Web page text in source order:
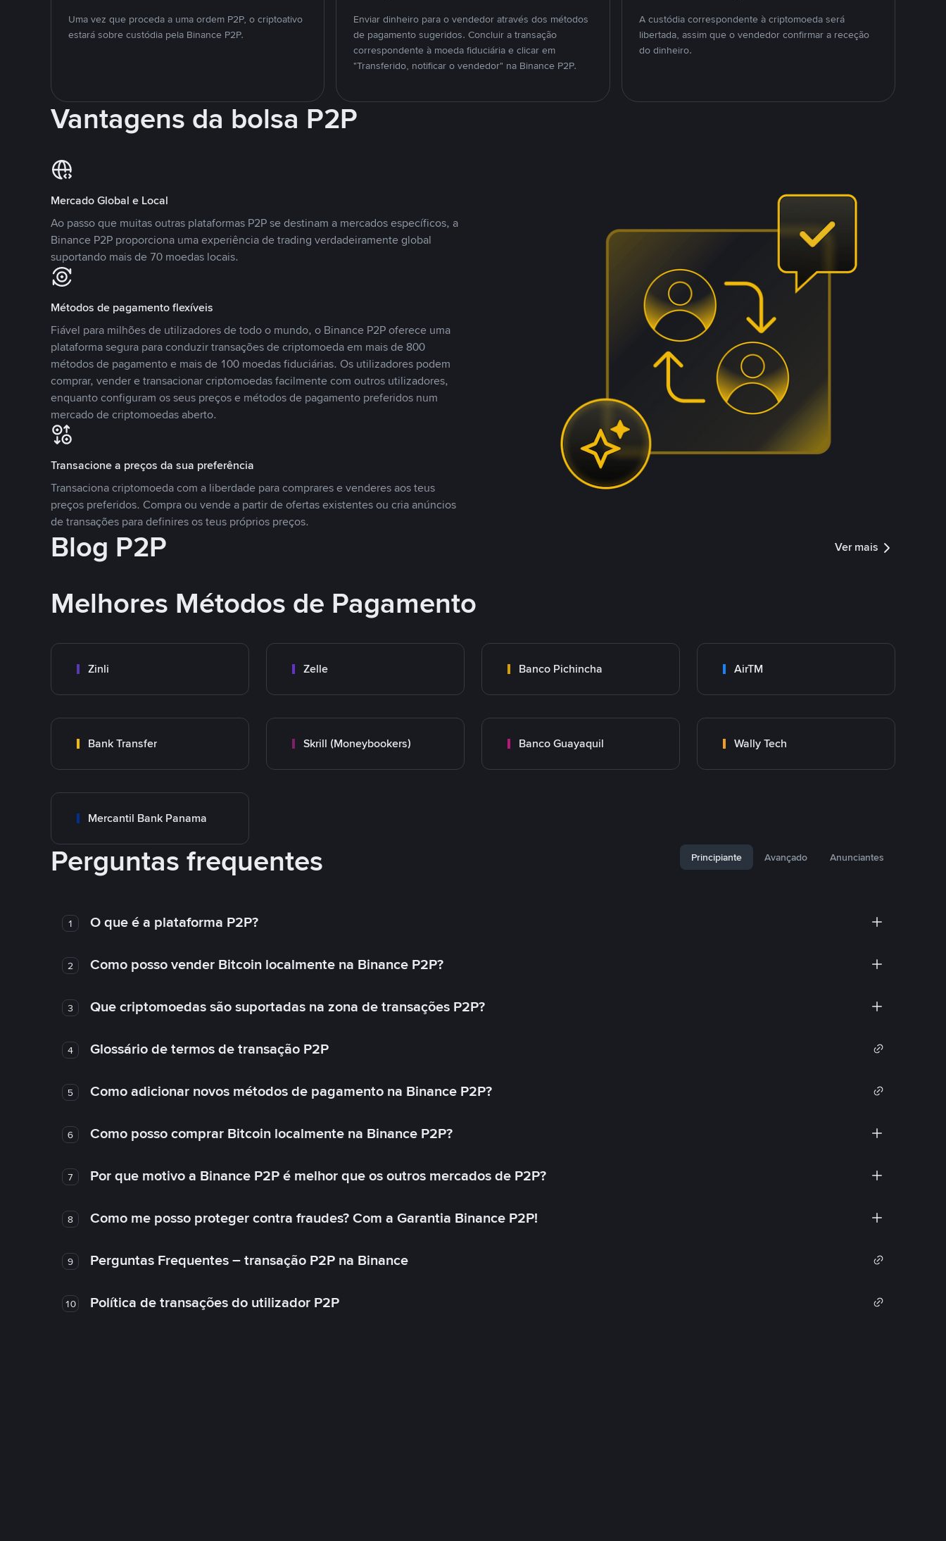
Uma vez que proceda a uma ordem P2P, o criptoativo
estará sobre custódia pela Binance P2P.
Enviar dinheiro para o vendedor através dos métodos
de pagamento sugeridos. Concluir a transação
correspondente à moeda fiduciária e clicar em
"Transferido, notificar o vendedor" na Binance P2P.
A custódia correspondente à criptomoeda será
libertada, assim que o vendedor confirmar a receção
do dinheiro.
Vantagens da bolsa P2P
Mercado Global e Local
Ao passo que muitas outras plataformas P2P se destinam a mercados específicos, a
Binance P2P proporciona uma experiência de trading verdadeiramente global
suportando mais de 70 moedas locais.
Métodos de pagamento flexíveis
Fiável para milhões de utilizadores de todo o mundo, o Binance P2P oferece uma
plataforma segura para conduzir transações de criptomoeda em mais de 800
métodos de pagamento e mais de 100 moedas fiduciárias. Os utilizadores podem
comprar, vender e transacionar criptomoedas facilmente com outros utilizadores,
enquanto configuram os seus preços e métodos de pagamento preferidos num
mercado de criptomoedas aberto.
Transacione a preços da sua preferência
Transaciona criptomoeda com a liberdade para comprares e venderes aos teus
preços preferidos. Compra ou vende a partir de ofertas existentes ou cria anúncios
de transações para definires os teus próprios preços.
Blog P2P Ver mais
Melhores Métodos de Pagamento
Zinli Zelle Banco Pichincha AirTM
Bank Transfer Skrill (Moneybookers) Banco Guayaquil Wally Tech
Mercantil Bank Panama
Perguntas frequentes Principiante Avançado Anunciantes
1 O que é a plataforma P2P?
2 Como posso vender Bitcoin localmente na Binance P2P?
3 Que criptomoedas são suportadas na zona de transações P2P?
4 Glossário de termos de transação P2P
5 Como adicionar novos métodos de pagamento na Binance P2P?
6 Como posso comprar Bitcoin localmente na Binance P2P?
7 Por que motivo a Binance P2P é melhor que os outros mercados de P2P?
8 Como me posso proteger contra fraudes? Com a Garantia Binance P2P!
9 Perguntas Frequentes – transação P2P na Binance
10 Política de transações do utilizador P2P